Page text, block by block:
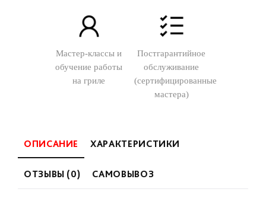
Мастер-классы и
обучение работы
на гриле
Постгарантийное
обслуживание
(сертифицированные
мастера)
ОПИСАНИЕ ХАРАКТЕРИСТИКИ
ОТЗЫВЫ (0) САМОВЫВОЗ